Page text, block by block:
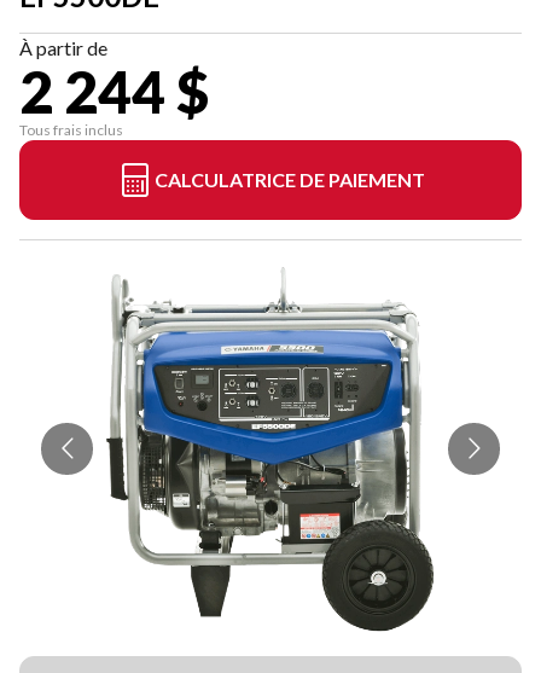
À partir de
2 244 $
Tous frais inclus
CALCULATRICE DE PAIEMENT